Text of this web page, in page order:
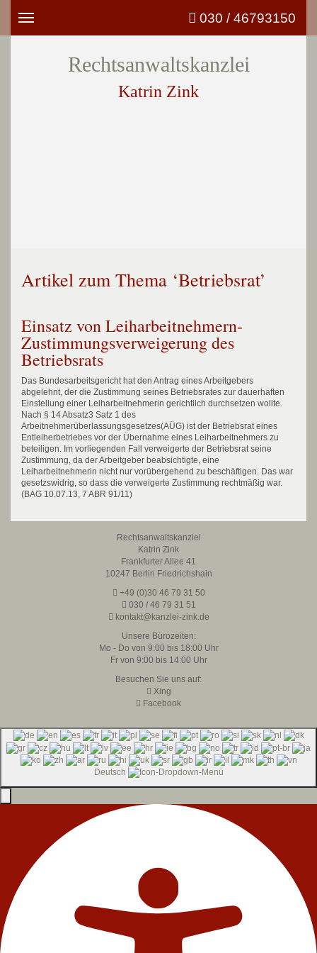
Toggle
030 / 46793150
Rechtsanwaltskanzlei
Katrin Zink
Artikel zum Thema ‘Betriebsrat’
Einsatz von Leiharbeitnehmern-
Zustimmungsverweigerung des
Betriebsrats
Das Bundesarbeitsgericht hat den Antrag eines Arbeitgebers
abgelehnt, der die Zustimmung seines Betriebsrates zur dauerhaften
Einstellung einer Leiharbeitnehmerin gerichtlich durchsetzen wollte.
Nach § 14 Absatz3 Satz 1 des
Arbeitnehmerüberlassungsgesetzes(AÜG) ist der Betriebsrat eines
Entleiherbetriebes vor der Übernahme eines Leiharbeitnehmers zu
beteiligen. Im vorliegenden Fall verweigerte der Betriebsrat seine
Zustimmung, da der Arbeitgeber beabsichtigte, eine
Leiharbeitnehmerin nicht nur vorübergehend zu beschäftigen. Das war
gesetzswidrig, so dass die verweigerte Zustimmung rechtmäßig war.
(BAG 10.07.13, 7 ABR 91/11)
Rechtsanwaltskanzlei
Katrin Zink
Frankfurter Allee 41
10247 Berlin Friedrichshain
+49 (0)30 46 79 31 50
030 / 46 79 31 51
kontakt@kanzlei-zink.de
Unsere Bürozeiten:
Mo - Do von 9:00 bis 18:00 Uhr
Fr von 9:00 bis 14:00 Uhr
Besuchen Sie uns auf:
Xing
Facebook
Deutsch